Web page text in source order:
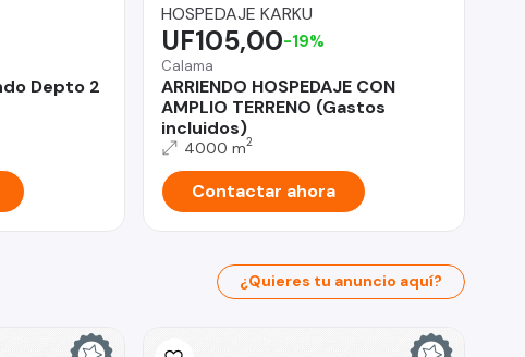
Depto 2
HOSPEDAJE KARKU
Calama
ARRIENDO HOSPEDAJE CON
AMPLIO TERRENO (Gastos
incluidos)
UF105,00-19%
4000 m2
Contactar ahora
¿Quieres tu anuncio aquí?